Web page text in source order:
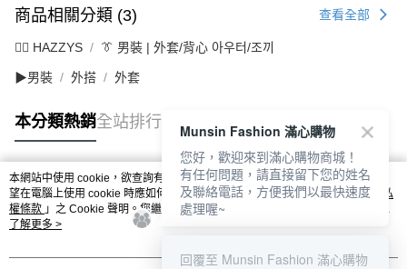
商品相關分類 (3) 查看全部
🐕‍🦺 HAZZYS 👔 男裝 | 外套/背心 아우터/조끼
▶男裝 外搭 外套
本分類熱銷全站排行
熱門標籤
本網站中使用 cookie，欲查詢有關本網站使用 cookie 方式之詳情，及若您不希
望在電腦上使用 cookie 時應如何變更電腦的 cookie 設定，請參閱本網站「
隱私
權條款 」之 Cookie 聲明。您繼續使用本網站即表示您同意本公司得按本網站使
用條款之 Cookie 聲明使用 cookie。
了解更多 >
Munsin Fashion 滿心購物
您好，歡迎來到滿心購物商城！
有任何問題，請直接留下您的姓名
及聯絡電話，方便我們以最快速度
處理喔~
回覆至 Munsin Fashion 滿心購物